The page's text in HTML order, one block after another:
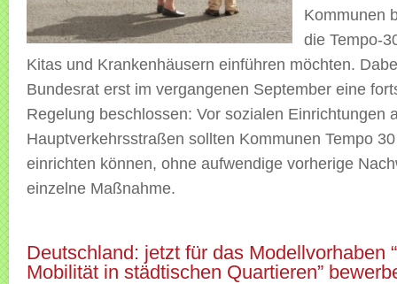
Kommunen
die Tempo-
Kitas und Krankenhäusern einführen möchten.
Bundesrat erst im vergangenen September eine
Regelung beschlossen: Vor sozialen Einrichtungen
Hauptverkehrsstraßen sollten Kommunen Tempo
einrichten können, ohne aufwendige vorherige
einzelne Maßnahme.
Deutschland: jetzt für das Modellvorhaben
Mobilität in städtischen Quartieren”